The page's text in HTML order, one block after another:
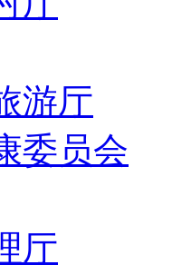
游厅
委员会
厅